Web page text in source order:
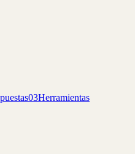
03Herramientas